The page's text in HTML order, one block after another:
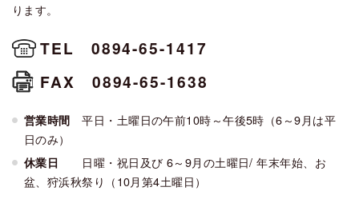
ります。
TEL 0894-65-1417
FAX 0894-65-1638
営業時間 平日・土曜日の午前10時～午後5時（6～9月は平
日のみ）
休業日 日曜・祝日及び 6～9月の土曜日/ 年末年始、お
盆、狩浜秋祭り（10月第4土曜日）